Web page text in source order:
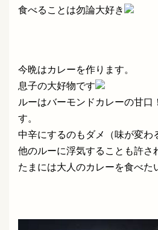
食べることは勿論大好き
今晩はカレーを作ります。
息子の大好物です
ルーはバーモンドカレーの甘口
す。
中辛にするのもダメ（味が変わ
他のルーに浮気することも許さ
たまには大人のカレーを食べた